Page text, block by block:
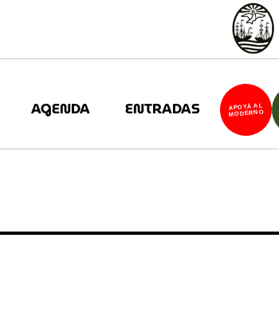
AGENDA ENTRADAS APOYÁ AL
MODERNO